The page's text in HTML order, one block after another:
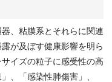
、粘膜系とそれらに関連
が及ぼす健康影響を明ら
イズの粒子に感受性の高
、「感染性肺傷害」、